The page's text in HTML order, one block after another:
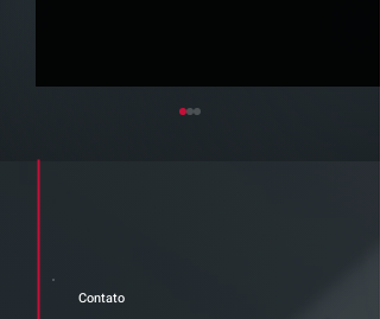
Quem arremata imóvel
Contato